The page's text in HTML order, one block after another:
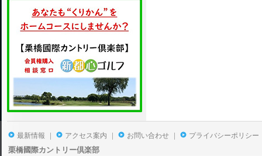
最新情報 | アクセス案内 | お問い合わせ | プライバシーポリシー
栗橋國際カントリー倶楽部